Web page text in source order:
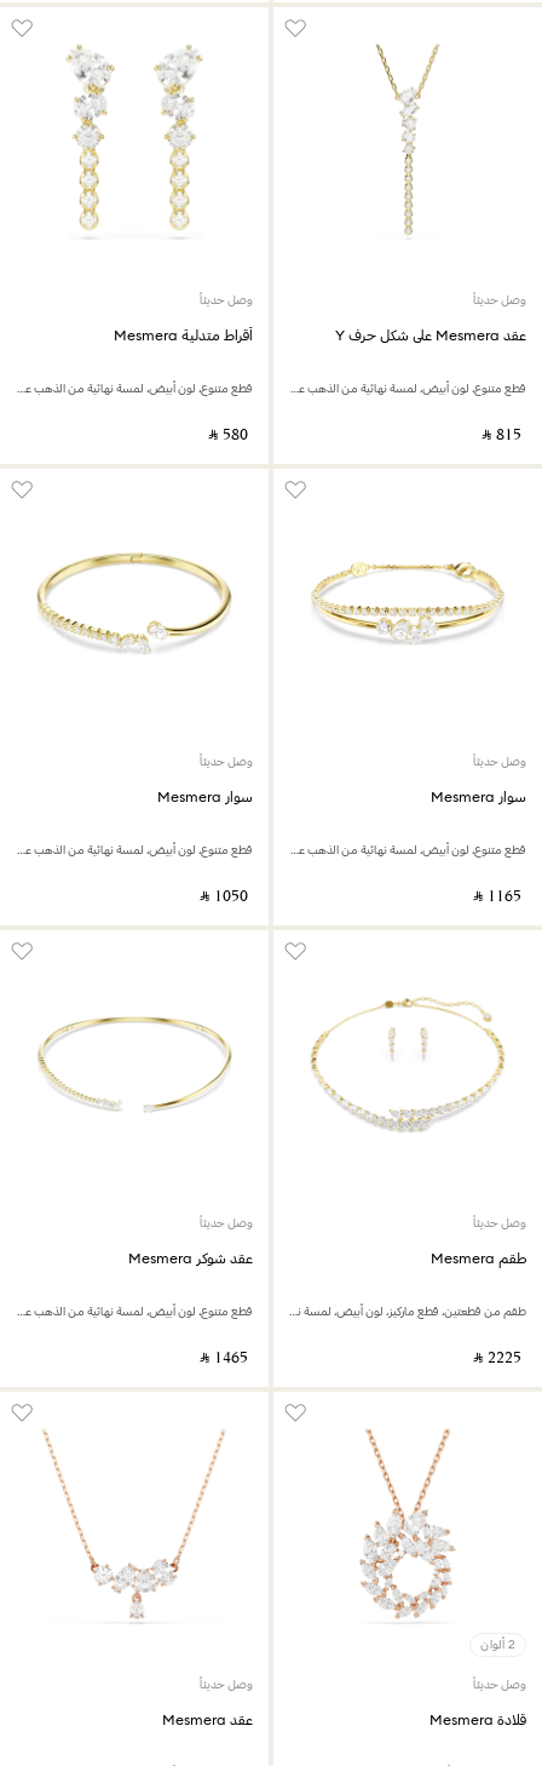
وصل حديثاً
عقد Mesmera على شكل حرف Y
قطع متنوع، لون أبيض، لمسة نهائية من الذهب عيار 18 قيراط
‎ ⃁ ⁦815⁩ ‎
وصل حديثاً
أقراط متدلية Mesmera
قطع متنوع، لون أبيض، لمسة نهائية من الذهب عيار 18 قيراط
‎ ⃁ ⁦580⁩ ‎
وصل حديثاً
سوار Mesmera
قطع متنوع، لون أبيض، لمسة نهائية من الذهب عيار 18 قيراط
‎ ⃁ ⁦1165⁩ ‎
وصل حديثاً
سوار Mesmera
قطع متنوع، لون أبيض، لمسة نهائية من الذهب عيار 18 قيراط
‎ ⃁ ⁦1050⁩ ‎
وصل حديثاً
طقم Mesmera
طقم من قطعتين، قطع ماركيز، لون أبيض، لمسة نهائية من الذهب عيار 18 قيراط
‎ ⃁ ⁦2225⁩ ‎
وصل حديثاً
عقد شوكر Mesmera
قطع متنوع، لون أبيض، لمسة نهائية من الذهب عيار 18 قيراط
‎ ⃁ ⁦1465⁩ ‎
2 ألوان
وصل حديثاً
قلادة Mesmera
وصل حديثاً
عقد Mesmera